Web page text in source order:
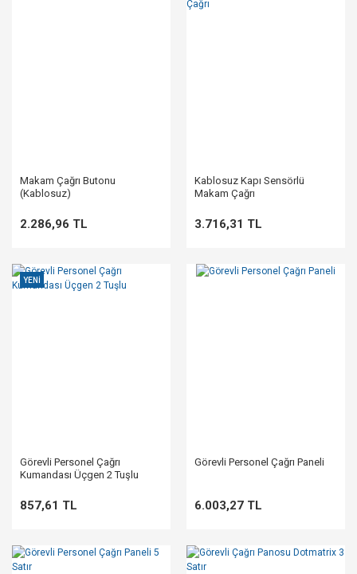
Makam Çağrı Butonu
(Kablosuz)
2.286,96 TL
Kablosuz Kapı Sensörlü
Makam Çağrı
3.716,31 TL
YENİ
Görevli Personel Çağrı
Kumandası Üçgen 2 Tuşlu
857,61 TL
Görevli Personel Çağrı Paneli
6.003,27 TL